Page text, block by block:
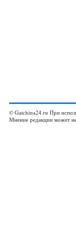
© Gatchina24.ru При
Мнение редакции может